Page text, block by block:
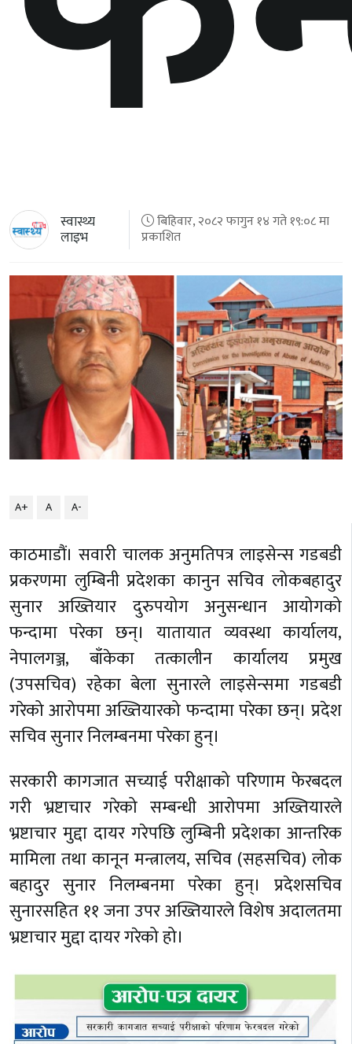
स्वास्थ्य
लाइभ
बिहिवार, २०८२ फागुन १४ गते १९:०८ मा
प्रकाशित
A+ A A-
काठमाडौं। सवारी चालक अनुमतिपत्र लाइसेन्स गडबडी
प्रकरणमा लुम्बिनी प्रदेशका कानुन सचिव लोकबहादुर
सुनार अख्तियार दुरुपयोग अनुसन्धान आयोगको
फन्दामा परेका छन्। यातायात व्यवस्था कार्यालय,
नेपालगञ्ज, बाँकेका तत्कालीन कार्यालय प्रमुख
(उपसचिव) रहेका बेला सुनारले लाइसेन्समा गडबडी
गरेको आरोपमा अख्तियारको फन्दामा परेका छन्। प्रदेश
सचिव सुनार निलम्बनमा परेका हुन्।
सरकारी कागजात सच्याई परीक्षाको परिणाम फेरबदल
गरी भ्रष्टाचार गरेको सम्बन्धी आरोपमा अख्तियारले
भ्रष्टाचार मुद्दा दायर गरेपछि लुम्बिनी प्रदेशका आन्तरिक
मामिला तथा कानून मन्त्रालय, सचिव (सहसचिव) लोक
बहादुर सुनार निलम्बनमा परेका हुन्। प्रदेशसचिव
सुनारसहित ११ जना उपर अख्तियारले विशेष अदालतमा
भ्रष्टाचार मुद्दा दायर गरेको हो।